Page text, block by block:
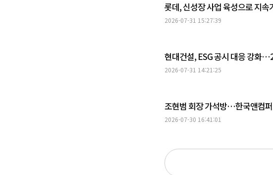
롯데, 신성장 사업 육성으로 지
2026-07-31 15:27:39
현대건설, ESG 공시 대응 강화
2026-07-31 14:21:25
조현범 회장 가석방…한국앤컴
2026-07-30 16:41:01